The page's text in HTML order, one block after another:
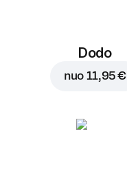
Dodo
nuo 11,95 €